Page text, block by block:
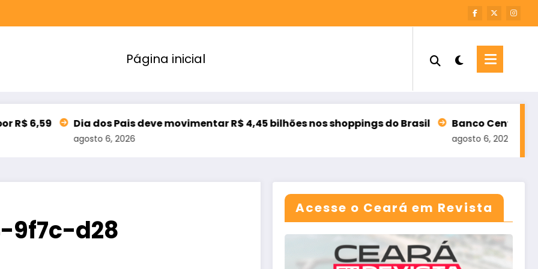
Página inicial
Dia dos Pais deve movimentar R$ 4,45 bilhões nos shoppings do Brasil Banco Central reduz Selic
9f7c-d28
Acesse o Ceará em Revista